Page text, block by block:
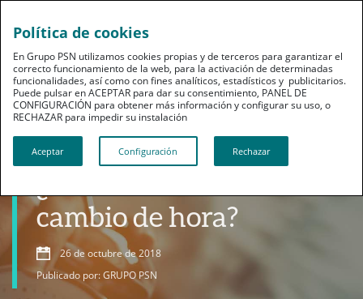
Bienestar
cambio de hora?
26 de octubre de 2018
Publicado por: GRUPO PSN
Política de cookies
En Grupo PSN utilizamos cookies propias y de terceros para garantizar el
correcto funcionamiento de la web, para la activación de determinadas
funcionalidades, así como con fines analíticos, estadísticos y publicitarios.
Puede pulsar en ACEPTAR para dar su consentimiento, PANEL DE
CONFIGURACIÓN para obtener más información y configurar su uso, o
RECHAZAR para impedir su instalación​​​​​​​
Aceptar Configuración Rechazar